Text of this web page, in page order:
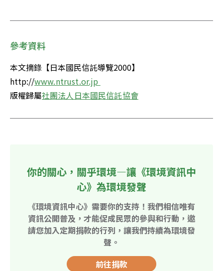
參考資料
本文摘錄【日本國民信託導覽2000】
http://
版權歸屬社團法人日本國民信託協會
你的關心，關乎環境—讓《環境資訊中
心》為環境發聲
《環境資訊中心》需要你的支持！我們相信唯有
資訊公開普及，才能促成民眾的參與和行動，邀
請您加入定期捐款的行列，讓我們持續為環境發
聲。
前往捐款